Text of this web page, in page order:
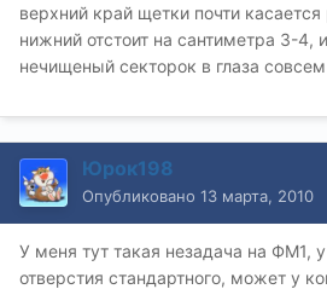
верхний край щетки почти касается
нижний отстоит на сантиметра 3-4,
нечищеный секторок в глаза совсем
Юрок198
Опубликовано 13 марта, 2010
У меня тут такая незадача на ФМ1,
отверстия стандартного, может у